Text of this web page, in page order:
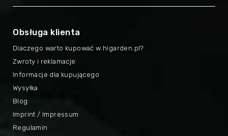
Obsługa klienta
Dlaczego warto kupować w higarden.pl?
Imprint / Impressum
Zwroty i reklamacje
Regulamin
Informacje dla kupującego
Wysyłka
Blog